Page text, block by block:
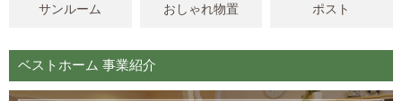
サンルーム おしゃれ物置 ポスト
ベストホーム 事業紹介